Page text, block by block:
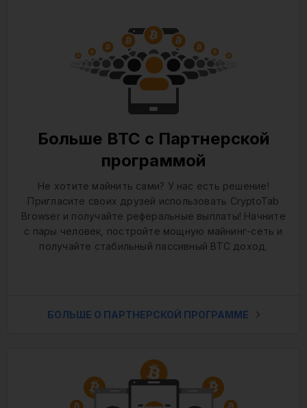
Больше BTC с Партнерской
программой
Не хотите майнить сами? У нас есть решение!
Пригласите своих друзей использовать CryptoTab
Browser и получайте реферальные выплаты! Начните
с пары человек, постройте мощную майнинг-сеть и
получайте стабильный пассивный BTC доход.
БОЛЬШЕ О ПАРТНЕРСКОЙ ПРОГРАММЕ